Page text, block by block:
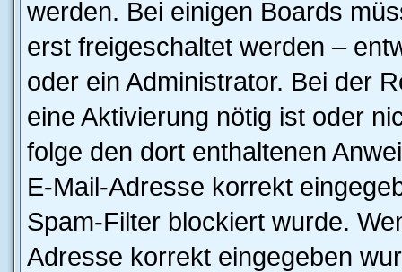
werden. Bei einigen Boards
erst freigeschaltet werden –
oder ein Administrator. Bei der
eine Aktivierung nötig ist oder
folge den dort enthaltenen
E-Mail-Adresse korrekt
Spam-Filter blockiert wurde.
Adresse korrekt eingegeben